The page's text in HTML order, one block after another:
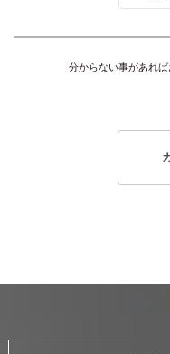
分からない事があれ